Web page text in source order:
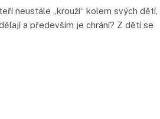
neustále „krouží“ kolem svých dětí,
a především je chrání? Z dětí se